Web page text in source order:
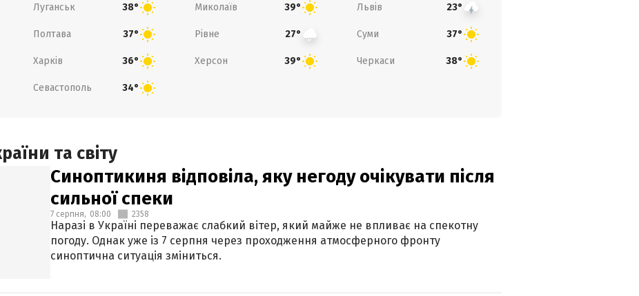
Луганськ 38° Миколаїв 39° Львів 23°
Полтава 37° Рівне 27° Суми 37°
Харків 36° Херсон 39° Черкаси 38°
Севастополь 34°
та світу
Синоптикиня відповіла, яку негоду очікувати після
сильної спеки
7 серпня, 08:00 2358
Наразі в Україні переважає слабкий вітер, який майже не впливає на спекотну
погоду. Однак уже із 7 серпня через проходження атмосферного фронту
синоптична ситуація зміниться.